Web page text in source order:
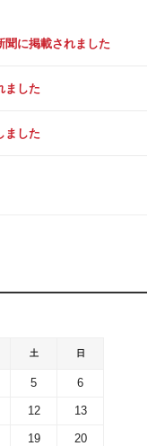
聞に掲載されました
ました
ました
土 日
5 6
12 13
19 20